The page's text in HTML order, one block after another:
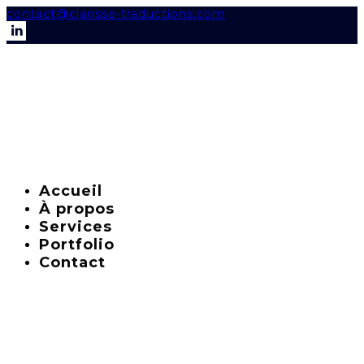
contact@clarisse-traductions.com
Accueil
À propos
Services
Portfolio
Contact